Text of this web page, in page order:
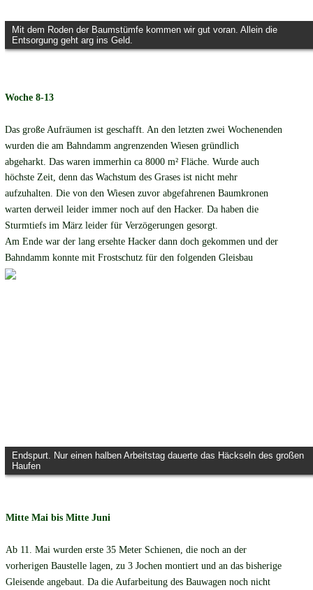
Mit dem Roden der Baumstümfe kommen wir gut voran. Allein die
Entsorgung geht arg ins Geld.
Woche 8-13
Das große Aufräumen ist geschafft. An den letzten zwei Wochenenden
wurden die am Bahndamm angrenzenden Wiesen gründlich
abgeharkt. Das waren immerhin ca 8000 m² Fläche. Wurde auch
höchste Zeit, denn das Wachstum des Grases ist nicht mehr
aufzuhalten. Die von den Wiesen zuvor abgefahrenen Baumkronen
warten derweil leider immer noch auf den Hacker. Da haben die
Sturmtiefs im März leider für Verzögerungen gesorgt.
Am Ende war der lang ersehte Hacker dann doch gekommen und der
Bahndamm konnte mit Frostschutz für den folgenden Gleisbau
vorbereitet werden.
Endspurt. Nur einen halben Arbeitstag dauerte das Häckseln des großen
Haufen
Mitte Mai bis Mitte Juni
Ab 11. Mai wurden erste 35 Meter Schienen, die noch an der
vorherigen Baustelle lagen, zu 3 Jochen montiert und an das bisherige
Gleisende angebaut. Da die Aufarbeitung des Bauwagen noch nicht